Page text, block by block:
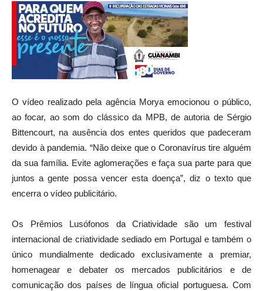
O vídeo realizado pela agência Morya emocionou o público,
ao focar, ao som do clássico da MPB, de autoria de Sérgio
Bittencourt, na ausência dos entes queridos que padeceram
devido à pandemia. “Não deixe que o Coronavírus tire alguém
da sua família. Evite aglomerações e faça sua parte para que
juntos a gente possa vencer esta doença”, diz o texto que
encerra o vídeo publicitário.
Os Prêmios Lusófonos da Criatividade são um festival
internacional de criatividade sediado em Portugal e também o
único mundialmente dedicado exclusivamente a premiar,
homenagear e debater os mercados publicitários e de
comunicação dos países de língua oficial portuguesa. Com